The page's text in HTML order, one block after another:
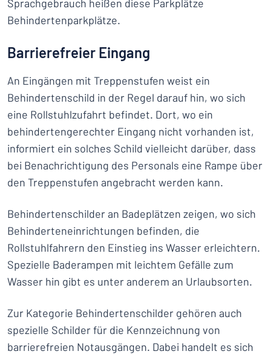
Sprachgebrauch heißen diese Parkplätze
Behindertenparkplätze.
Barrierefreier Eingang
An Eingängen mit Treppenstufen weist ein
Behindertenschild in der Regel darauf hin, wo sich
eine Rollstuhlzufahrt befindet. Dort, wo ein
behindertengerechter Eingang nicht vorhanden ist,
informiert ein solches Schild vielleicht darüber, dass
bei Benachrichtigung des Personals eine Rampe über
den Treppenstufen angebracht werden kann.
Behindertenschilder an Badeplätzen zeigen, wo sich
Behinderteneinrichtungen befinden, die
Rollstuhlfahrern den Einstieg ins Wasser erleichtern.
Spezielle Baderampen mit leichtem Gefälle zum
Wasser hin gibt es unter anderem an Urlaubsorten.
Zur Kategorie Behindertenschilder gehören auch
spezielle Schilder für die Kennzeichnung von
barrierefreien Notausgängen. Dabei handelt es sich